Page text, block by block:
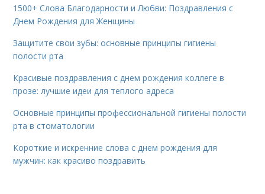
1500+ Слова Благодарности и Любви: Поздравления с
Днем Рождения для Женщины
Защитите свои зубы: основные принципы гигиены
полости рта
Красивые поздравления с днем рождения коллеге в
прозе: лучшие идеи для теплого адреса
Основные принципы профессиональной гигиены полости
рта в стоматологии
Короткие и искренние слова с днем рождения для
мужчин: как красиво поздравить